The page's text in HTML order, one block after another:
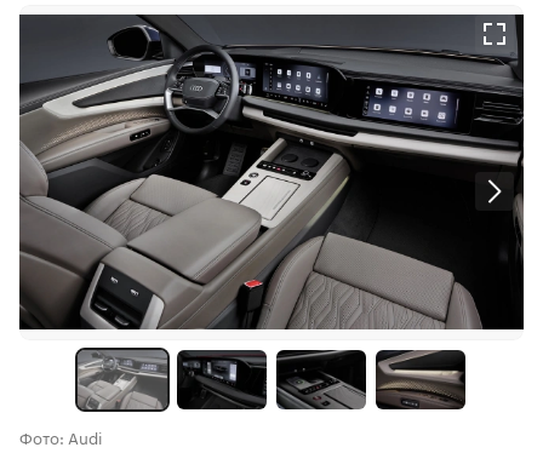
Фото: Audi